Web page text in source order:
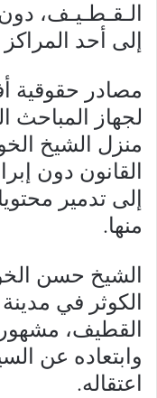
الـقـطـيـف،
إلى أحد المراكز
مصادر حقوقية
لجهاز المباحث
منزل الشيخ
القانون دون
إلى تدمير
منها.
الشيخ حسن
الكوثر في
القطيف، مشهور
وابتعاده عن
اعتقاله.